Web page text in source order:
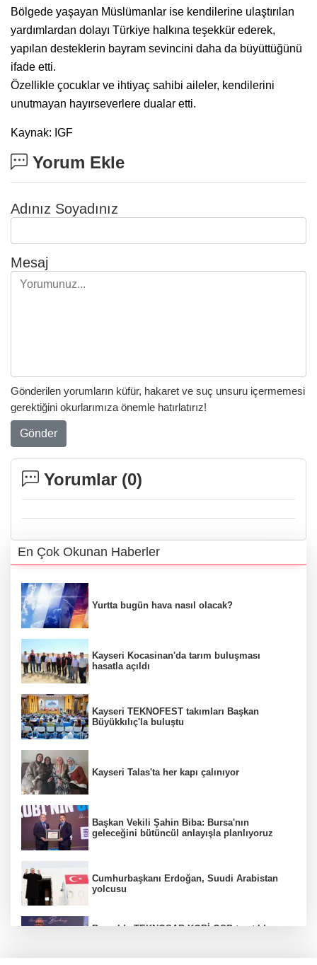
Bölgede yaşayan Müslümanlar ise kendilerine ulaştırılan
yardımlardan dolayı Türkiye halkına teşekkür ederek,
yapılan desteklerin bayram sevincini daha da büyüttüğünü
ifade etti.
Özellikle çocuklar ve ihtiyaç sahibi aileler, kendilerini
unutmayan hayırseverlere dualar etti.
Kaynak: IGF
Yorum Ekle
Adınız Soyadınız
Mesaj
Gönderilen yorumların küfür, hakaret ve suç unsuru içermemesi
gerektiğini okurlarımıza önemle hatırlatırız!
Gönder
Yorumlar (0)
En Çok Okunan Haberler
Yurtta bugün hava nasıl olacak?
Kayseri Kocasinan'da tarım buluşması
hasatla açıldı
Kayseri TEKNOFEST takımları Başkan
Büyükkılıç'la buluştu
Kayseri Talas'ta her kapı çalınıyor
Başkan Vekili Şahin Biba: Bursa'nın
geleceğini bütüncül anlayışla planlıyoruz
Cumhurbaşkanı Erdoğan, Suudi Arabistan
yolcusu
Bursa’da TEKNOSAB KOBİ OSB tanıtıldı...